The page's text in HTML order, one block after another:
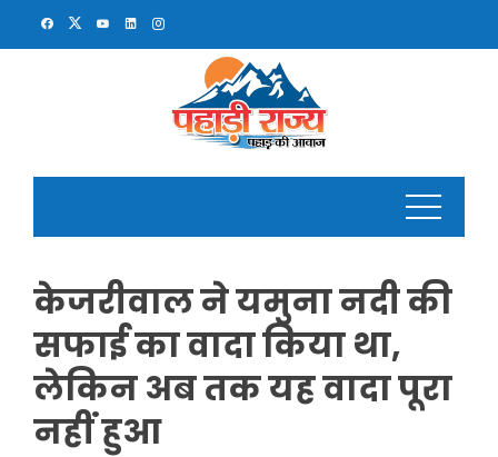
केजरीवाल ने यमुना नदी की
सफाई का वादा किया था,
लेकिन अब तक यह वादा पूरा
नहीं हुआ